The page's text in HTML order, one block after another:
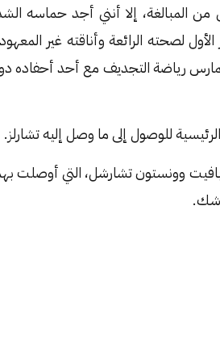
المبالغة، إلا أنني أجد حماسه
لصحته الرائعة وأناقته غير
يمارس رياضة التجديف مع أحد
للوصول إلى ما وصل إليه تشارلز.
بافيت وونستون تشارشل، التي أوصلت
شك.